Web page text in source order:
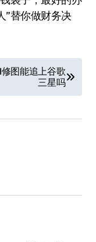
”替你做财务决
图能追上谷歌
三星吗